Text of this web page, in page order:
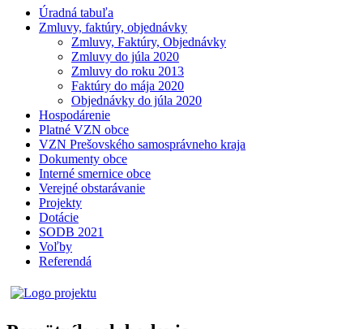
Úradná tabuľa
Zmluvy, faktúry, objednávky
Zmluvy, Faktúry, Objednávky
Zmluvy do júla 2020
Zmluvy do roku 2013
Faktúry do mája 2020
Objednávky do júla 2020
Hospodárenie
Platné VZN obce
VZN Prešovského samosprávneho kraja
Dokumenty obce
Interné smernice obce
Verejné obstarávanie
Projekty
Dotácie
SODB 2021
Voľby
Referendá